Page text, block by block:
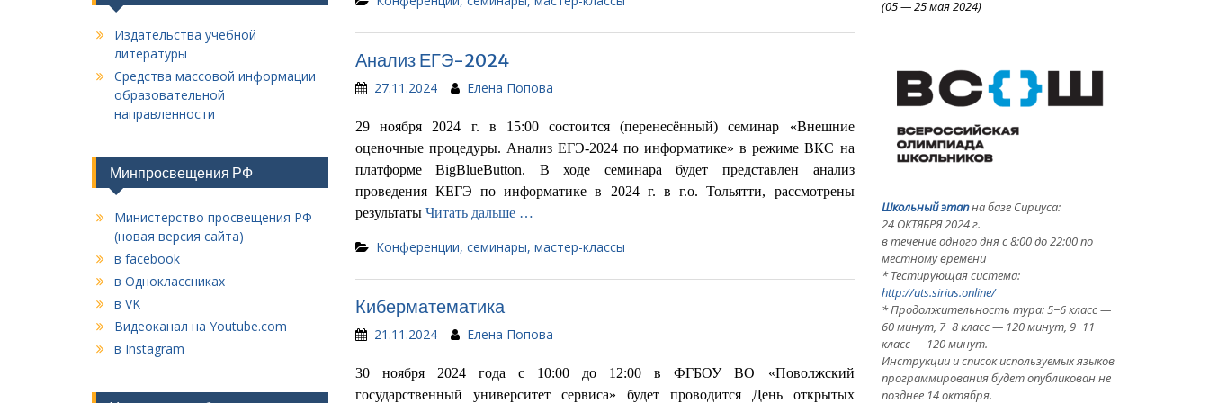
Анализ ЕГЭ-2024
27.11.2024 Елена Попова
29 ноября 2024 г. в 15:00 состоится (перенесённый) семинар «Внешние
оценочные процедуры. Анализ ЕГЭ-2024 по информатике» в режиме ВКС на
платформе BigBlueButton. В ходе семинара будет представлен анализ
проведения КЕГЭ по информатике в 2024 г. в г.о. Тольятти, рассмотрены
результаты Читать дальше …
Конференции, семинары, мастер-классы
Киберматематика
21.11.2024 Елена Попова
30 ноября 2024 года с 10:00 до 12:00 в ФГБОУ ВО «Поволжский
государственный университет сервиса» будет проводится День открытых
Издательства учебной
литературы
Средства массовой информации
образовательной
направленности
Минпросвещения РФ
Министерство просвещения РФ
(новая версия сайта)
в facebook
в Одноклассниках
в VK
Видеоканал на Youtube.com
в Instagram
(05—25 мая 2024)
Школьный этапна базе Сириуса:
24 ОКТЯБРЯ 2024 г.
в течение одного дня с 8:00 до 22:00 по
местному времени
* Тестирующая система:
http://uts.sirius.online/
* Продолжительность тура: 5−6 класс —
60 минут, 7−8 класс — 120 минут, 9−11
класс — 120 минут.
Инструкции и список используемых языков
программирования будет опубликован не
позднее 14 октября.